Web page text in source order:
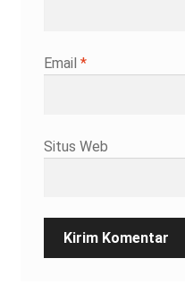
Email *
Situs Web